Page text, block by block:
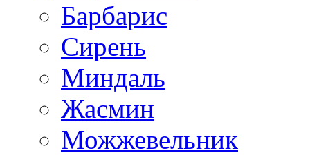
Барбарис
Сирень
Миндаль
Жасмин
Можжевельник